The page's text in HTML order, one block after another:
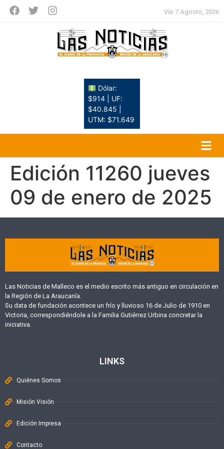
Vie 7 Agosto, 2026
Dólar:
$914 | UF:
$40.845 |
UTM: $71.649
Edición 11260 jueves
09 de enero de 2025
Las Noticias de Malleco es el medio escrito más antiguo en circulación en
la Región de La Araucanía.
Su data de fundación acontece un frío y lluvioso 16 de Julio de 1910 en
Victoria, correspondiéndole a la Familia Gutiérrez Urbina concretar la
iniciativa.
LINKS
Quiénes Somos
Misión Visión
Edición Impresa
Contacto